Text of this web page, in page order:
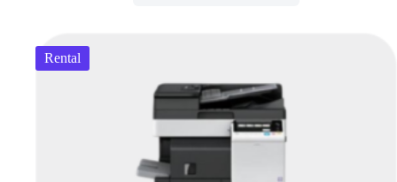
Rental